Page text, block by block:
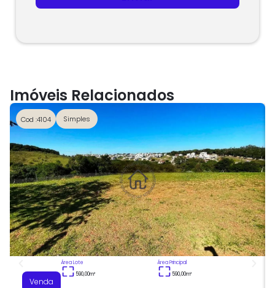
1
Imóveis Relacionados
Cod :4104 Simples
Venda
Área Lote
590,00m²
Área Principal
590,00m²